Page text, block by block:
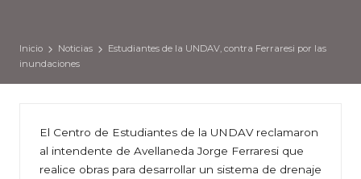
Inicio Noticias
Estudiantes de la UNDAV, contra Ferraresi por las
inundaciones
El Centro de Estudiantes de la UNDAV reclamaron
al intendente de Avellaneda Jorge Ferraresi que
realice obras para desarrollar un sistema de drenaje